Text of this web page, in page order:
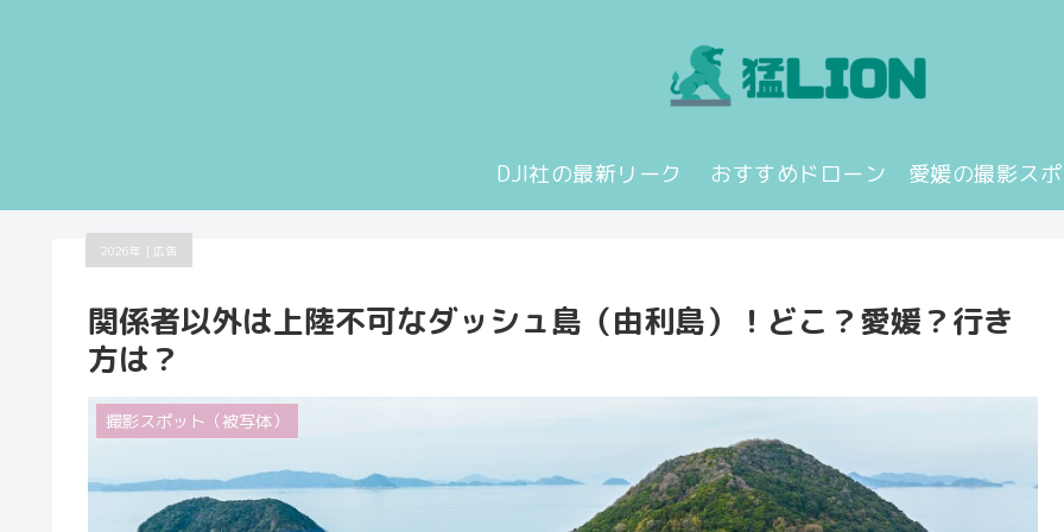
DJI社の最新リーク おすすめドローン 愛媛の撮影ス
2026年｜広告
関係者以外は上陸不可なダッシュ島（由利島）！どこ？愛媛？行き
方は？
撮影スポット（被写体）